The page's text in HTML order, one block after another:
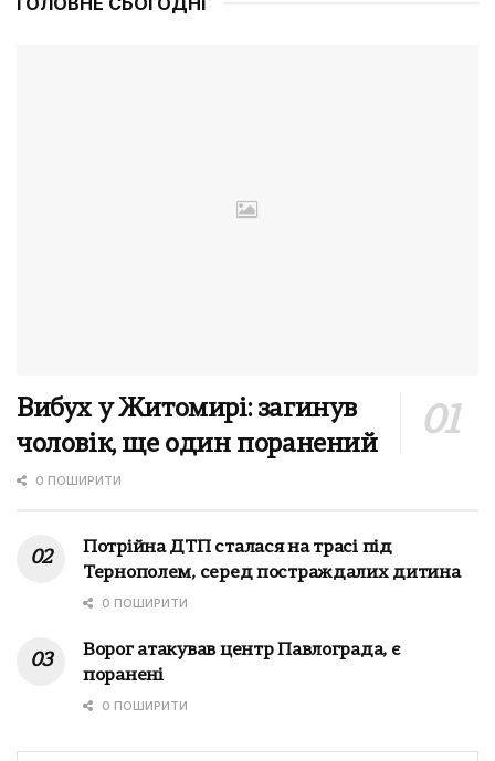
Вибух у Житомирі: загинув
чоловік, ще один поранений
0 ПОШИРИТИ
Потрійна ДТП сталася на трасі під
Тернополем, серед постраждалих дитина
0 ПОШИРИТИ
Ворог атакував центр Павлограда, є
поранені
0 ПОШИРИТИ